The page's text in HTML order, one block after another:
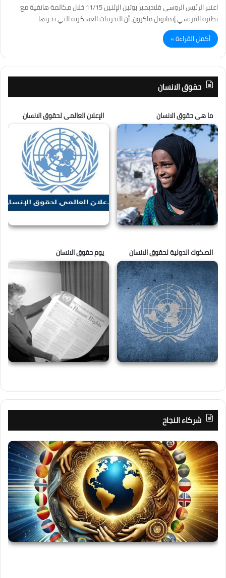
اعتبر الرئيس الروسي فلاديمير بوتين الإثنين 11/15 خلال مكالمة هاتفية مع
نظيره الفرنسي إيمانويل ماكرون، أن التدريبات العسكرية التي تجريها…
أكمل القراءة »
حقوق الانسان
ما هى حقوق الانسان الإعلان العالمى لحقوق الانسان
الصكوك الدولية لحقوق الانسان يوم حقوق الانسان
شركاء النجاح